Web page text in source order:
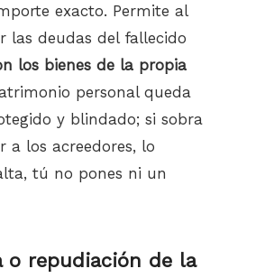
exacto. Permite al
las deudas del fallecido
los bienes de la propia
personal queda
y blindado; si sobra
a los acreedores, lo
tú no pones ni un
o repudiación de la